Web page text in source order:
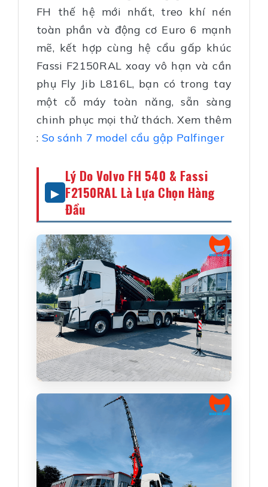
FH thế hệ mới nhất, treo khí nén
toàn phần và động cơ Euro 6 mạnh
mẽ, kết hợp cùng hệ cẩu gấp khúc
Fassi F2150RAL xoay vô hạn và cần
phụ Fly Jib L816L, bạn có trong tay
một cỗ máy toàn năng, sẵn sàng
chinh phục mọi thử thách. Xem thêm
: So sánh 7 model cẩu gập Palfinger
Lý Do Volvo FH 540 & Fassi
F2150RAL Là Lựa Chọn Hàng
Đầu